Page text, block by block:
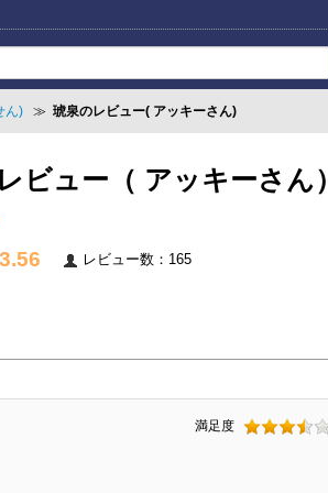
ん) ≫ 琥泉のレビュー( アッキーさん)
ビュー（ アッキーさん）
3.56 レビュー数：165
満足度